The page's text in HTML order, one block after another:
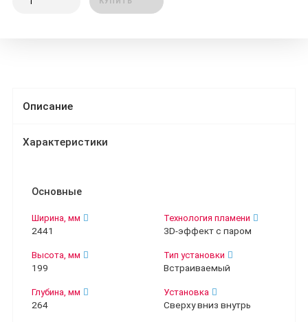
Описание
Характеристики
Основные
Ширина, мм
2441
Высота, мм
199
Глубина, мм
264
Технология пламени
3D-эффект с паром
Тип установки
Встраиваемый
Установка
Сверху вниз внутрь